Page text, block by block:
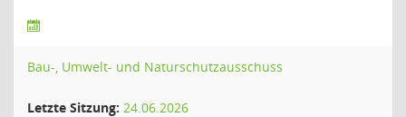
Bau-, Umwelt- und Naturschutzausschuss
Letzte Sitzung: 24.06.2026